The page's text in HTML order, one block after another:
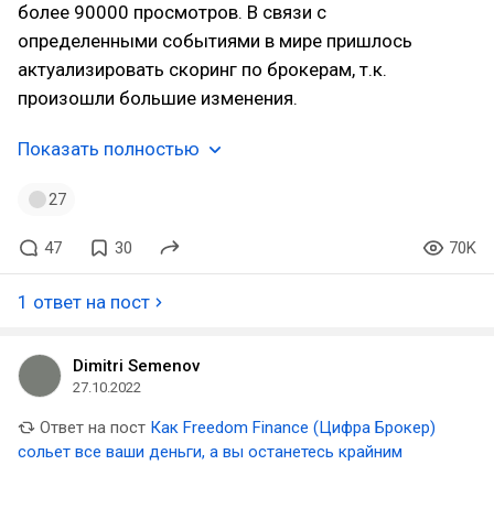
более 90000 просмотров. В связи с
определенными событиями в мире пришлось
актуализировать скоринг по брокерам, т.к.
произошли большие изменения.
Показать полностью
27
47 30 70K
1 ответ на пост
Dimitri Semenov
27.10.2022
Ответ на пост Как Freedom Finance (Цифра Брокер)
сольет все ваши деньги, а вы останетесь крайним